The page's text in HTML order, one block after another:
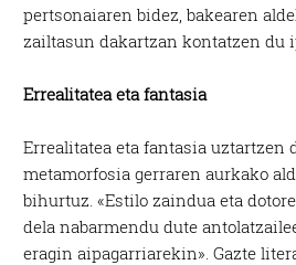
pertsonaiaren bidez, bakearen
zailtasun dakartzan kontatzen du
Errealitatea eta fantasia
Errealitatea eta fantasia uztartzen
metamorfosia gerraren aurkako
bihurtuz. «Estilo zaindua eta
dela nabarmendu dute
eragin aipagarriarekin». Gazte